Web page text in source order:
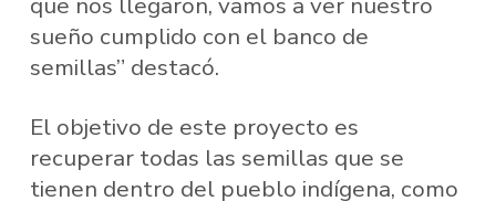
sueño cumplido con el banco de
semillas” destacó.
El objetivo de este proyecto es
recuperar todas las semillas que se
tienen dentro del pueblo indígena, como